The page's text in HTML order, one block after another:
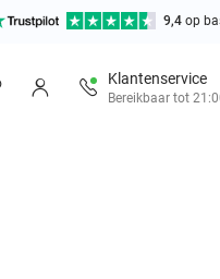
9,4 op
Klantenservice
Bereikbaar tot